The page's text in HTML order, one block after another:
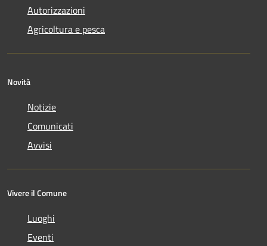
Autorizzazioni
Agricoltura e pesca
Novità
Notizie
Comunicati
Avvisi
Vivere il Comune
Luoghi
Eventi